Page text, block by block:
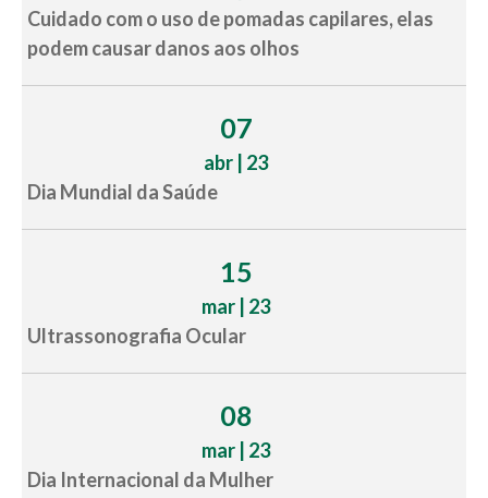
Cuidado com o uso de pomadas capilares, elas
podem causar danos aos olhos
07
abr | 23
Dia Mundial da Saúde
15
mar | 23
Ultrassonografia Ocular
08
mar | 23
Dia Internacional da Mulher